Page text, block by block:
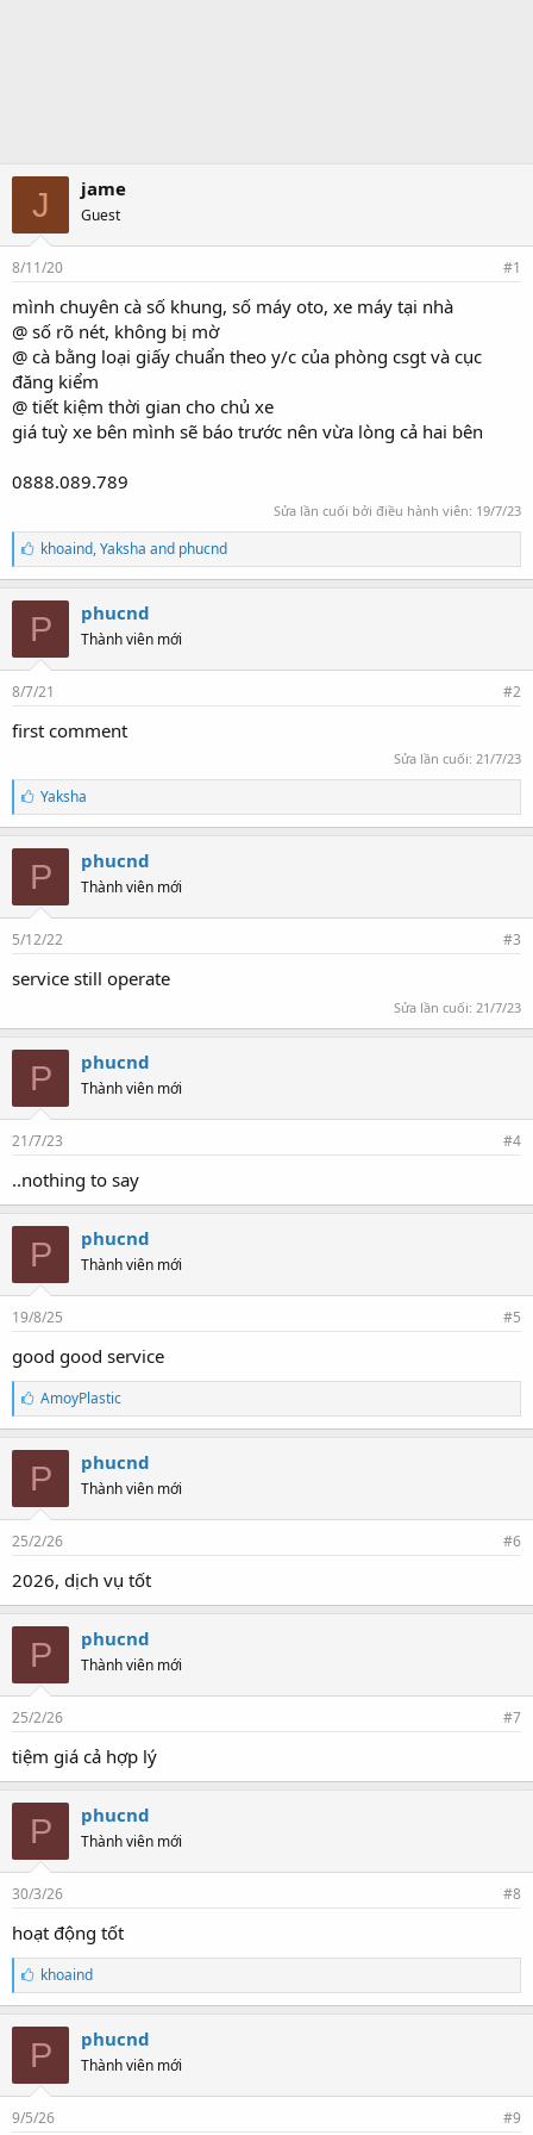
J jame
Guest
8/11/20 #1
mình chuyên cà số khung, số máy oto, xe máy tại nhà
@ số rõ nét, không bị mờ
@ cà bằng loại giấy chuẩn theo y/c của phòng csgt và cục
đăng kiểm
@ tiết kiệm thời gian cho chủ xe
giá tuỳ xe bên mình sẽ báo trước nên vừa lòng cả hai bên
0888.089.789
Sửa lần cuối bởi điều hành viên: 19/7/23
T
h
í
c
h
khoaind,Yaksha and phucnd
P phucnd
Thành viên mới
8/7/21 #2
first comment
Sửa lần cuối: 21/7/23
T
h
í
c
h
Yaksha
P phucnd
Thành viên mới
5/12/22 #3
service still operate
Sửa lần cuối: 21/7/23
P phucnd
Thành viên mới
21/7/23 #4
..nothing to say
P phucnd
Thành viên mới
19/8/25 #5
good good service
T
h
í
c
h
AmoyPlastic
P phucnd
Thành viên mới
25/2/26 #6
2026, dịch vụ tốt
P phucnd
Thành viên mới
25/2/26 #7
tiệm giá cả hợp lý
P phucnd
Thành viên mới
30/3/26 #8
hoạt động tốt
T
h
í
c
h
khoaind
P phucnd
Thành viên mới
9/5/26 #9